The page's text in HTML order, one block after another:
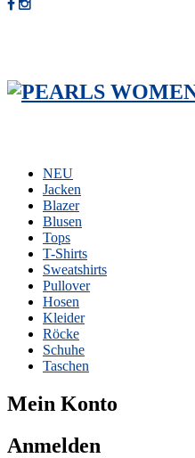
NEU
Jacken
Blazer
Blusen
Tops
T-Shirts
Sweatshirts
Pullover
Hosen
Kleider
Röcke
Schuhe
Taschen
Mein Konto
Anmelden